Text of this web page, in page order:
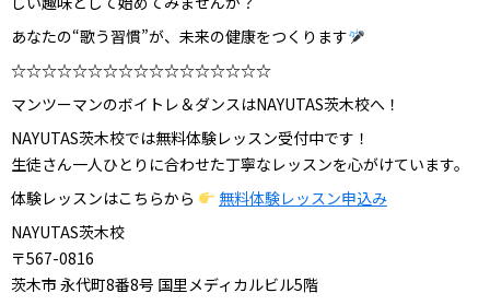
あなたの“歌う習慣”が、未来の健康をつくります
☆☆☆☆☆☆☆☆☆☆☆☆☆☆☆☆☆
マンツーマンのボイトレ＆ダンスはNAYUTAS茨木校へ！
NAYUTAS茨木校では無料体験レッスン受付中です！
生徒さん一人ひとりに合わせた丁寧なレッスンを心がけています。
体験レッスンはこちらから
無料体験レッスン申込み
NAYUTAS茨木校
〒567-0816
茨木市 永代町8番8号 国里メディカルビル5階